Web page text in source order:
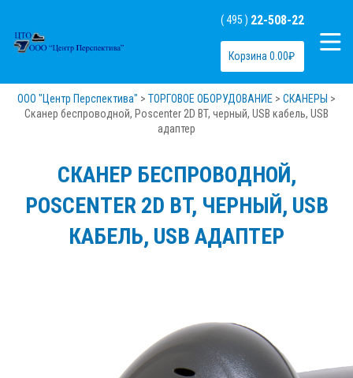
( 495 ) 22-508-22
Корзина 0.00₽
ООО "Центр Перспектива" > ТОРГОВОЕ ОБОРУДОВАНИЕ > СКАНЕРЫ >
Сканер беспроводной, Poscenter 2D BT, черный, USB кабель, USB
адаптер
СКАНЕР БЕСПРОВОДНОЙ,
POSCENTER 2D BT, ЧЕРНЫЙ, USB
КАБЕЛЬ, USB АДАПТЕР